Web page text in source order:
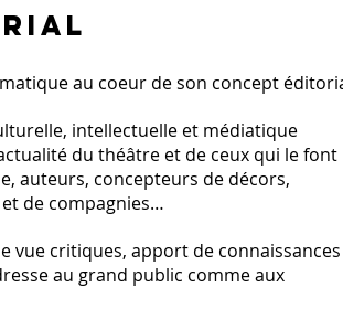
au coeur de son concept
intellectuelle et médiatique
du théâtre et de ceux qui le font
auteurs, concepteurs de décors,
de compagnies…
vue critiques, apport de connaissances
au grand public comme aux